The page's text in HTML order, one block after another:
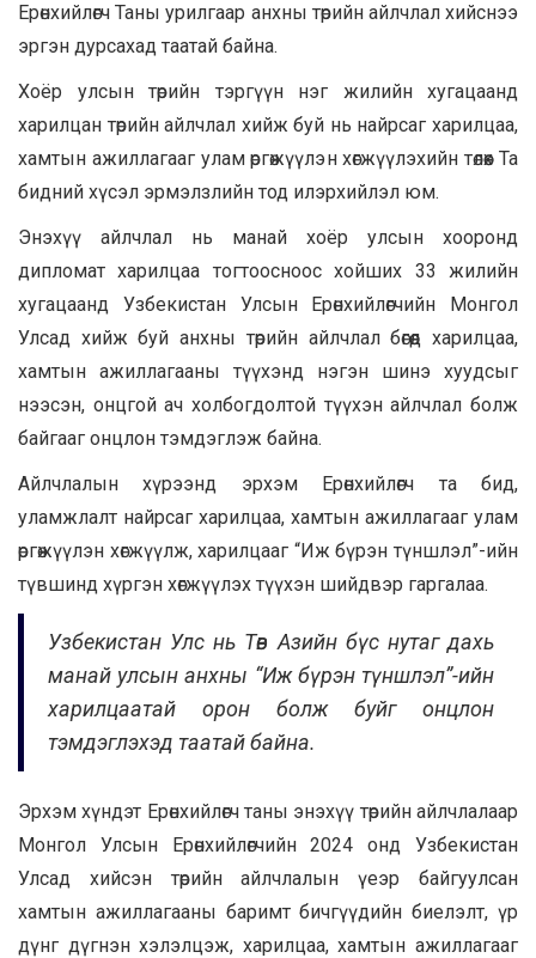
Ерөнхийлөгч Таны урилгаар анхны төрийн айлчлал хийснээ
эргэн дурсахад таатай байна.
Хоёр улсын төрийн тэргүүн нэг жилийн хугацаанд
харилцан төрийн айлчлал хийж буй нь найрсаг харилцаа,
хамтын ажиллагааг улам өргөжүүлэн хөгжүүлэхийн төлөөх Та
бидний хүсэл эрмэлзлийн тод илэрхийлэл юм.
Энэхүү айлчлал нь манай хоёр улсын хооронд
дипломат харилцаа тогтоосноос хойших 33 жилийн
хугацаанд Узбекистан Улсын Ерөнхийлөгчийн Монгол
Улсад хийж буй анхны төрийн айлчлал бөгөөд харилцаа,
хамтын ажиллагааны түүхэнд нэгэн шинэ хуудсыг
нээсэн, онцгой ач холбогдолтой түүхэн айлчлал болж
байгааг онцлон тэмдэглэж байна.
Айлчлалын хүрээнд эрхэм Ерөнхийлөгч та бид,
уламжлалт найрсаг харилцаа, хамтын ажиллагааг улам
өргөжүүлэн хөгжүүлж, харилцааг “Иж бүрэн түншлэл”-ийн
түвшинд хүргэн хөгжүүлэх түүхэн шийдвэр гаргалаа.
Узбекистан Улс нь Төв Азийн бүс нутаг дахь
манай улсын анхны “Иж бүрэн түншлэл”-ийн
харилцаатай орон болж буйг онцлон
тэмдэглэхэд таатай байна.
Эрхэм хүндэт Ерөнхийлөгч таны энэхүү төрийн айлчлалаар
Монгол Улсын Ерөнхийлөгчийн 2024 онд Узбекистан
Улсад хийсэн төрийн айлчлалын үеэр байгуулсан
хамтын ажиллагааны баримт бичгүүдийн биелэлт, үр
дүнг дүгнэн хэлэлцэж, харилцаа, хамтын ажиллагааг